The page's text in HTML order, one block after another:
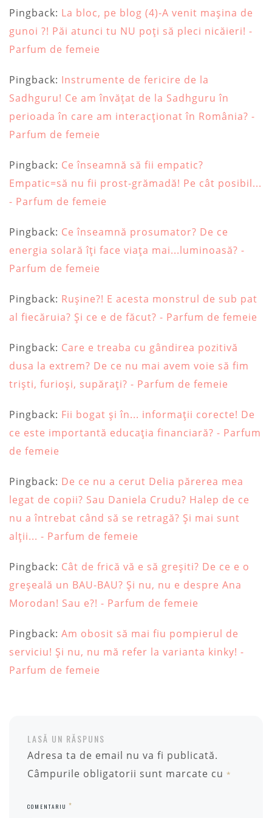
Pingback: La bloc, pe blog (4)-A venit mașina de
gunoi ?! Păi atunci tu NU poți să pleci nicăieri! -
Parfum de femeie
Pingback: Instrumente de fericire de la
Sadhguru! Ce am învățat de la Sadhguru în
perioada în care am interacționat în România? -
Parfum de femeie
Pingback: Ce înseamnă să fii empatic?
Empatic=să nu fii prost-grămadă! Pe cât posibil...
- Parfum de femeie
Pingback: Ce înseamnă prosumator? De ce
energia solară îți face viața mai...luminoasă? -
Parfum de femeie
Pingback: Rușine?! E acesta monstrul de sub pat
al fiecăruia? Și ce e de făcut? - Parfum de femeie
Pingback: Care e treaba cu gândirea pozitivă
dusa la extrem? De ce nu mai avem voie să fim
triști, furioși, supărați? - Parfum de femeie
Pingback: Fii bogat și în... informații corecte! De
ce este importantă educația financiară? - Parfum
de femeie
Pingback: De ce nu a cerut Delia părerea mea
legat de copii? Sau Daniela Crudu? Halep de ce
nu a întrebat când să se retragă? Și mai sunt
alții... - Parfum de femeie
Pingback: Cât de frică vă e să greșiti? De ce e o
greșeală un BAU-BAU? Și nu, nu e despre Ana
Morodan! Sau e?! - Parfum de femeie
Pingback: Am obosit să mai fiu pompierul de
serviciu! Și nu, nu mă refer la varianta kinky! -
Parfum de femeie
LASĂ UN RĂSPUNS
Adresa ta de email nu va fi publicată.
Câmpurile obligatorii sunt marcate cu *
COMENTARIU *